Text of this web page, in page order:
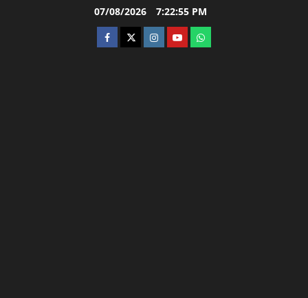
07/08/2026 7:22:56 PM
facebooktwitterinstagram.com
youtubewhatsapp